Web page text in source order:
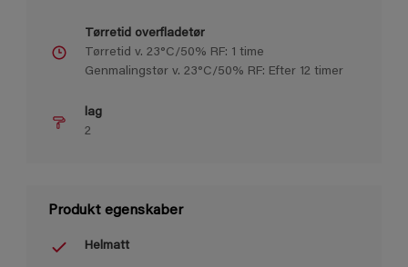
Tørretid overfladetør
Tørretid v. 23°C/50% RF: 1 time
Genmalingstør v. 23°C/50% RF: Efter 12 timer
lag
2
Produkt egenskaber
Helmatt